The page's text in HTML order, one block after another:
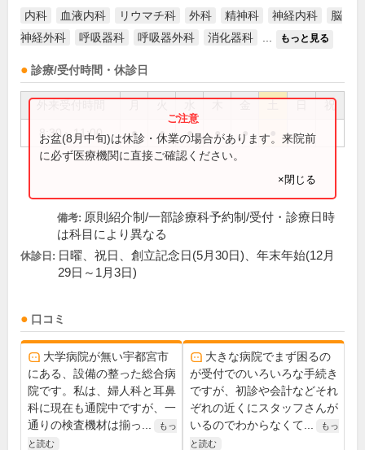
内科 血液内科 リウマチ科 外科 精神科 神経内科
脳
神経外科
呼吸器科 呼吸器外科 消化器科 もっと見る
診療/受付時間・休診日
祝
8:30～11:00 ● ● ● ● ●
お盆(8月中旬)は休診・休業の場合があります。来院前
に必ず医療機関に直接ご確認ください。
×閉じる
備考: 原則紹介制/一部診療科予約制/受付・診療日時
は科目により異なる
休診日: 日曜、祝日、創立記念日(5月30日)、年末年始(12月
29日～1月3日)
口コミ
大学病院が無い宇都宮市
にある、設備の整った総合病
院です。私は、婦人科と耳鼻
科に現在も通院中ですが、一
通りの検査機材は揃っ...
もっ
と読む
大きな病院でまず困るの
が受付でのいろいろな手続き
ですが、初診や会計などそれ
ぞれの近くにスタッフさんが
いるのでわからなくて...
もっ
と読む